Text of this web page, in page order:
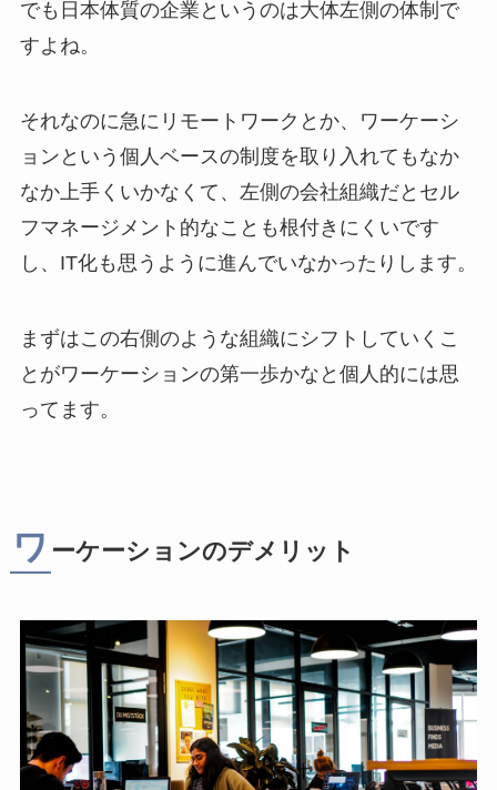
でも日本体質の企業というのは大体左側の体制で
すよね。
それなのに急にリモートワークとか、ワーケーシ
ョンという個人ベースの制度を取り入れてもなか
なか上手くいかなくて、左側の会社組織だとセル
フマネージメント的なことも根付きにくいです
し、IT化も思うように進んでいなかったりします。
まずはこの右側のような組織にシフトしていくこ
とがワーケーションの第一歩かなと個人的には思
ってます。
ワ ーケーションのデメリット